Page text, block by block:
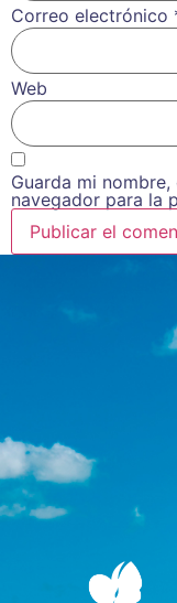
Correo electrónico
Web
Guarda mi
navegador para la